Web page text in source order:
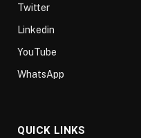
Twitter
Linkedin
YouTube
WhatsApp
QUICK LINKS